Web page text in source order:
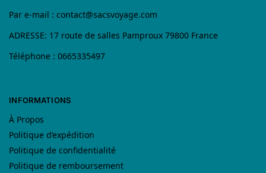
Par e-mail : contact@sacsvoyage.com
ADRESSE: 17 route de salles Pamproux 79800 France
Téléphone : 0665335497
INFORMATIONS
À Propos
Politique d’expédition
Politique de confidentialité
Politique de remboursement